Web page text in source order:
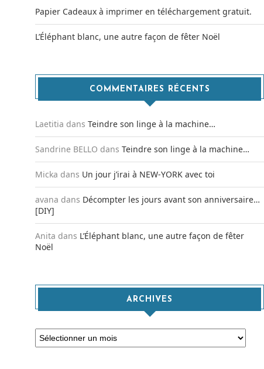
Papier Cadeaux à imprimer en téléchargement gratuit.
L’Éléphant blanc, une autre façon de fêter Noël
COMMENTAIRES RÉCENTS
Laetitia dansTeindre son linge à la machine…
Sandrine BELLO dansTeindre son linge à la machine…
Micka dans Un jour j’irai à NEW-YORK avec toi
avana dans Décompter les jours avant son anniversaire…
[DIY]
Anita dans L’Éléphant blanc, une autre façon de fêter
Noël
ARCHIVES
Archives